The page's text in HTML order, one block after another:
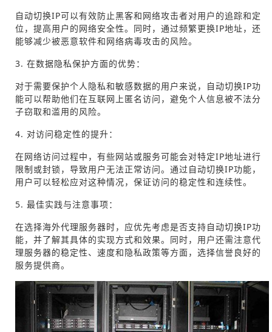
自动切换IP可以有效防止黑客和网络攻击者对用户的追踪和定
位，提高用户的网络安全性。同时，通过频繁更换IP地址，还
能够减少被恶意软件和网络病毒攻击的风险。
3. 在数据隐私保护方面的优势：
对于需要保护个人隐私和敏感数据的用户来说，自动切换IP功
能可以帮助他们在互联网上匿名访问，避免个人信息被不法分
子窃取和滥用的风险。
4. 对访问稳定性的提升：
在网络访问过程中，有些网站或服务可能会对特定IP地址进行
限制或封锁，导致用户无法正常访问。通过自动切换IP功能，
用户可以轻松应对这种情况，保证访问的稳定性和连续性。
5. 最佳实践与注意事项：
在选择海外代理服务器时，应优先考虑是否支持自动切换IP功
能，并了解其具体的实现方式和效果。同时，用户还需注意代
理服务器的稳定性、速度和隐私政策等方面，选择信誉良好的
服务提供商。